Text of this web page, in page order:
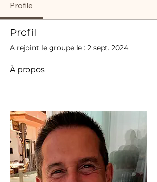
Profile
Profil
A rejoint le groupe le : 2 sept. 2024
À propos